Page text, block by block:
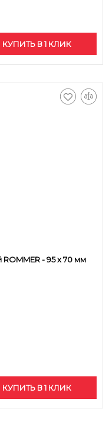
КУПИТЬ В 1 КЛИК
- 95 x 70 мм
КУПИТЬ В 1 КЛИК